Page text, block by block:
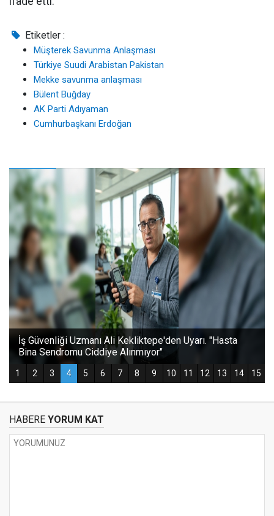
Etiketler :
Müşterek Savunma Anlaşması
Türkiye Suudi Arabistan Pakistan
Mekke savunma anlaşması
Bülent Buğday
AK Parti Adıyaman
Cumhurbaşkanı Erdoğan
HABERE YORUM KAT